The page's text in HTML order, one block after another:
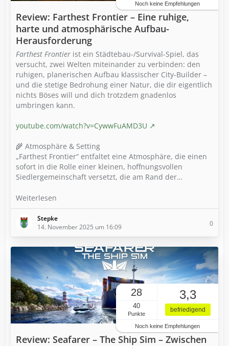
Noch keine Empfehlungen
Review: Farthest Frontier – Eine ruhige,
harte und atmosphärische Aufbau-
Herausforderung
Farthest Frontier ist ein Städtebau-/Survival-Spiel, das
versucht, zwei Welten miteinander zu verbinden: den
ruhigen, planerischen Aufbau klassischer City-Builder –
und die stetige Bedrohung einer Natur, die dir eigentlich
nichts Böses will und dich trotzdem gnadenlos
umbringen kann.
youtube.com/watch?v=CywwFuAMD3U
🌾 Atmosphäre & Setting
„Farthest Frontier“ entfaltet eine Atmosphäre, die einen
sofort in die Rolle einer kleinen, hoffnungsvollen
Siedlergemeinschaft versetzt, die am Rand der…
Weiterlesen
Stepke
14. November 2025 um 16:09
0
28
40
Punkte
3,3
befriedigend
Noch keine Empfehlungen
Review: Seafarer – The Ship Sim – Zwischen